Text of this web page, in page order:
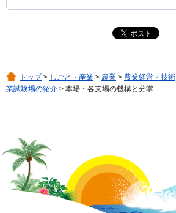
トップ> しごと・産業 > 農業 > 農業経営・技術
業試験場の紹介 > 本場・各支場の機構と分掌